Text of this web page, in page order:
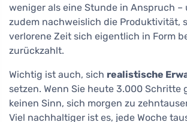
weniger als eine Stunde in Anspruch –
zudem nachweislich die Produktivität,
verlorene Zeit sich eigentlich in Form
zurückzahlt.
Wichtig ist auch, sich realistische
setzen. Wenn Sie heute 3.000 Schritte
keinen Sinn, sich morgen zu
Viel nachhaltiger ist es, jede Woche